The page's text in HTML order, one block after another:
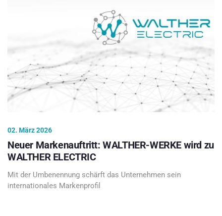
02. März 2026
Neuer Markenauftritt: WALTHER-WERKE wird zu
WALTHER ELECTRIC
Mit der Umbenennung schärft das Unternehmen sein
internationales Markenprofil